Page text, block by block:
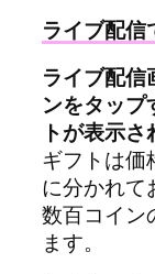
ライブ配信
ライブ配信
ンをタップ
トが表示さ
ギフトは価
に分かれて
数百コイン
ます。